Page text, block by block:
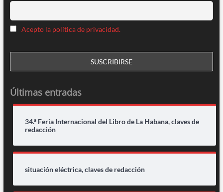
Acepto la política de privacidad.
Últimas entradas
34.ª Feria Internacional del Libro de La Habana, claves de
redacción
situación eléctrica, claves de redacción